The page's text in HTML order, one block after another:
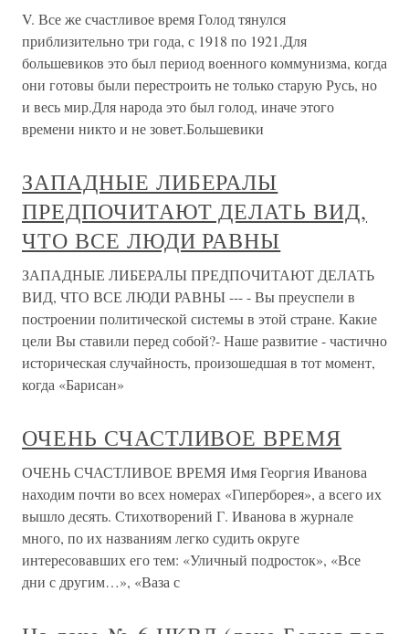
V. Все же счастливое время Голод тянулся
приблизительно три года, с 1918 по 1921.Для
большевиков это был период военного коммунизма, когда
они готовы были перестроить не только старую Русь, но
и весь мир.Для народа это был голод, иначе этого
времени никто и не зовет.Большевики
ЗАПАДНЫЕ ЛИБЕРАЛЫ
ПРЕДПОЧИТАЮТ ДЕЛАТЬ ВИД,
ЧТО ВСЕ ЛЮДИ РАВНЫ
ЗАПАДНЫЕ ЛИБЕРАЛЫ ПРЕДПОЧИТАЮТ ДЕЛАТЬ
ВИД, ЧТО ВСЕ ЛЮДИ РАВНЫ --- - Вы преуспели в
построении политической системы в этой стране. Какие
цели Вы ставили перед собой?- Наше развитие - частично
историческая случайность, произошедшая в тот момент,
когда «Барисан»
ОЧЕНЬ СЧАСТЛИВОЕ ВРЕМЯ
ОЧЕНЬ СЧАСТЛИВОЕ ВРЕМЯ Имя Георгия Иванова
находим почти во всех номерах «Гиперборея», а всего их
вышло десять. Стихотворений Г. Иванова в журнале
много, по их названиям легко судить округе
интересовавших его тем: «Уличный подросток», «Все
дни с другим…», «Ваза с